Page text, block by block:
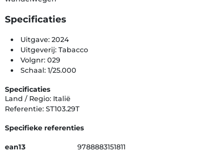
Specificaties
Uitgave: 2024
Uitgeverij: Tabacco
Volgnr: 029
Schaal: 1/25.000
Specificaties
Land / Regio: Italië
Referentie: ST103.29T
Specifieke referenties
ean13 9788883151811